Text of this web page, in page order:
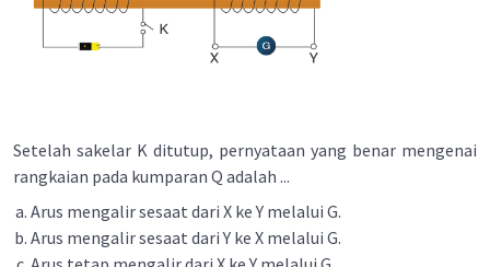
Setelah sakelar K ditutup, pernyataan yang benar mengenai
rangkaian pada kumparan Q adalah ...
Arus mengalir sesaat dari X ke Y melalui G.
Arus mengalir sesaat dari Y ke X melalui G.